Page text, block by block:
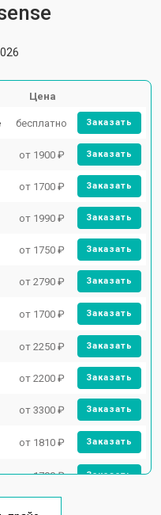
Цена
бесплатно Заказать
от 1900 ₽ Заказать
от 1700 ₽ Заказать
от 1990 ₽ Заказать
от 1750 ₽ Заказать
от 2790 ₽ Заказать
от 1700 ₽ Заказать
от 2250 ₽ Заказать
от 2200 ₽ Заказать
от 3300 ₽ Заказать
от 1810 ₽ Заказать
от 1700 ₽ Заказать